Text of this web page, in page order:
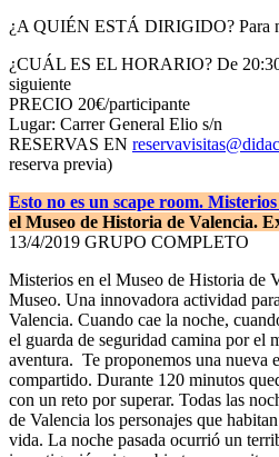
¿A QUIÉN ESTÁ DIRIGIDO? Para
¿CUÁL ES EL HORARIO? De
siguiente
PRECIO 20€/participante
Lugar: Carrer General Elio s/n
RESERVAS EN
reserva previa)
Esto no es un scape room.
el Museo de Historia de Valencia.
13/4/2019 GRUPO COMPLETO
Misterios en el Museo de Historia de
Museo. Una innovadora actividad
Valencia. Cuando cae la noche,
el guarda de seguridad camina por el
aventura. Te proponemos una nueva
compartido. Durante 120 minutos
con un reto por superar. Todas las
de Valencia los personajes que
vida. La noche pasada ocurrió un